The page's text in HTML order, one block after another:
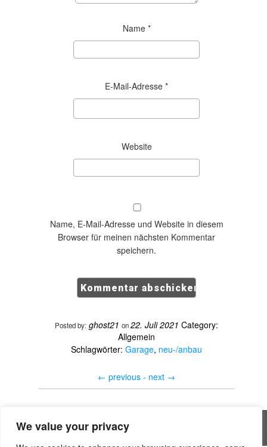
We value your privacy
Name *
E-Mail-Adresse *
Website
Name, E-Mail-Adresse und Website in diesem
Browser für meinen nächsten Kommentar
speichern.
Posted by: ghost21 on22. Juli 2021 Category:
Allgemein
Schlagwörter: Garage, neu-/anbau
← previous - next →
All rights reserved © Handwerker Blog